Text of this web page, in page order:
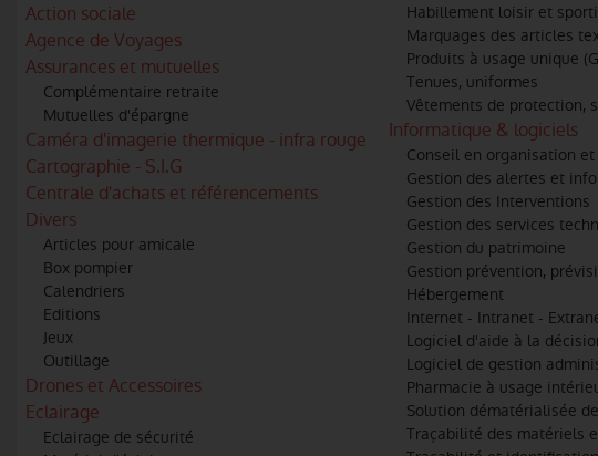
Action sociale
Agence de Voyages
Assurances et mutuelles
Complémentaire retraite
Mutuelles d'épargne
Caméra d'imagerie thermique - infra rouge
Cartographie - S.I.G
Centrale d'achats et référencements
Divers
Articles pour amicale
Box pompier
Calendriers
Editions
Jeux
Outillage
Drones et Accessoires
Eclairage
Eclairage de sécurité
Habillement loisir et
Marquages des articles
Produits à usage unique
Tenues, uniformes
Vêtements de protection,
Informatique & logiciels
Conseil en organisation
Gestion des alertes et
Gestion des Interventions
Gestion des services
Gestion du patrimoine
Gestion prévention,
Hébergement
Internet - Intranet -
Logiciel d'aide à la
Logiciel de gestion
Pharmacie à usage
Solution dématérialisée
Traçabilité des matériels